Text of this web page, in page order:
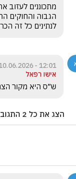
לנתינים כל זה
12:01 - 10.06.2026
אישו רפאל
ש״ס היא מקור
הצג את כל 2